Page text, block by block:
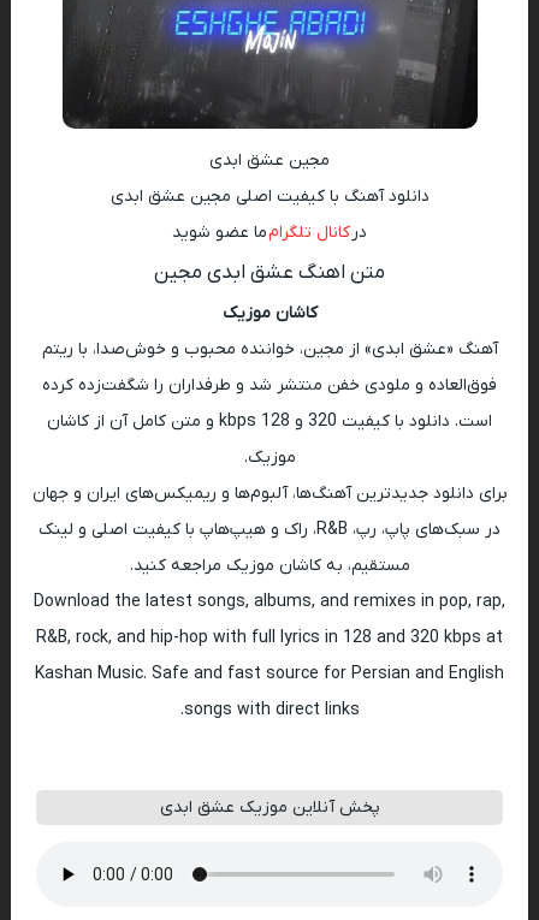
مجین عشق ابدی
دانلود آهنگ با کیفیت اصلی مجین عشق ابدی
در کانال تلگرامما عضو شوید
متن اهنگ عشق ابدی مجین
کاشان موزیک
آهنگ «عشق ابدی» از مجین، خواننده محبوب و خوش‌صدا، با ریتم
فوق‌العاده و ملودی خفن منتشر شد و طرفداران را شگفت‌زده کرده
است. دانلود با کیفیت 320 و 128 kbps و متن کامل آن از کاشان
موزیک.
برای دانلود جدیدترین آهنگ‌ها، آلبوم‌ها و ریمیکس‌های ایران و جهان
در سبک‌های پاپ، رپ، R&B، راک و هیپ‌هاپ با کیفیت اصلی و لینک
مستقیم، به کاشان موزیک مراجعه کنید.
Download the latest songs, albums, and remixes in pop, rap,
R&B, rock, and hip-hop with full lyrics in 128 and 320 kbps at
Kashan Music. Safe and fast source for Persian and English
songs with direct links.
پخش آنلاین موزیک عشق ابدی